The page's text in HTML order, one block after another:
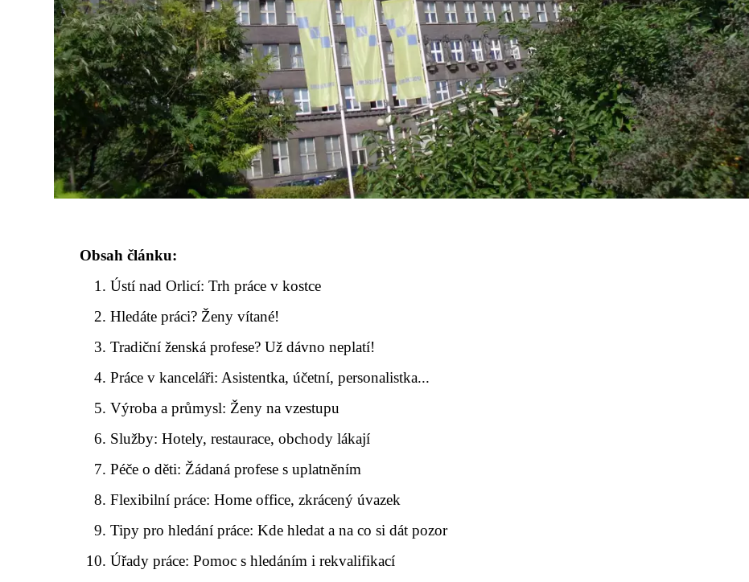
Obsah článku:
Ústí nad Orlicí: Trh práce v kostce
Hledáte práci? Ženy vítané!
Tradiční ženská profese? Už dávno neplatí!
Práce v kanceláři: Asistentka, účetní, personalistka...
Výroba a průmysl: Ženy na vzestupu
Služby: Hotely, restaurace, obchody lákají
Péče o děti: Žádaná profese s uplatněním
Flexibilní práce: Home office, zkrácený úvazek
Tipy pro hledání práce: Kde hledat a na co si dát pozor
Úřady práce: Pomoc s hledáním i rekvalifikací